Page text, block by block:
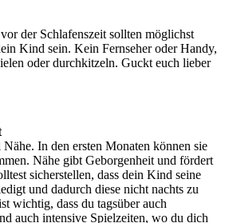
der Schlafenszeit sollten möglichst
Kind sein. Kein Fernseher oder Handy,
oder durchkitzeln. Guckt euch lieber
In den ersten Monaten können sie
Nähe gibt Geborgenheit und fördert
sicherstellen, dass dein Kind seine
und dadurch diese nicht nachts zu
wichtig, dass du tagsüber auch
auch intensive Spielzeiten, wo du dich